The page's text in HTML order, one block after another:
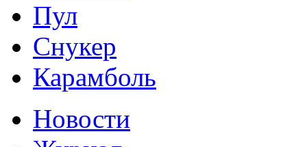
Пул
Снукер
Карамболь
Новости